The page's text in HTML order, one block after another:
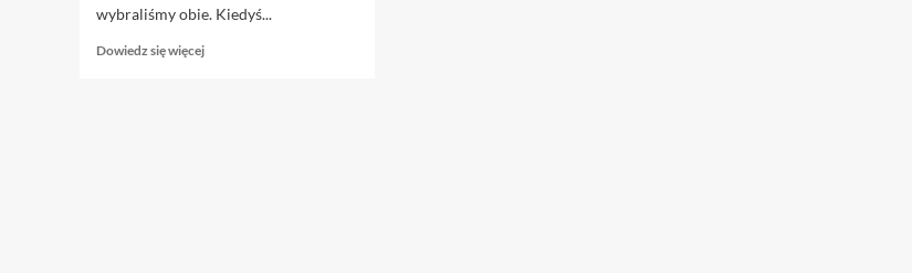
wybraliśmy obie. Kiedyś...
Dowiedz się więcejDowiedz